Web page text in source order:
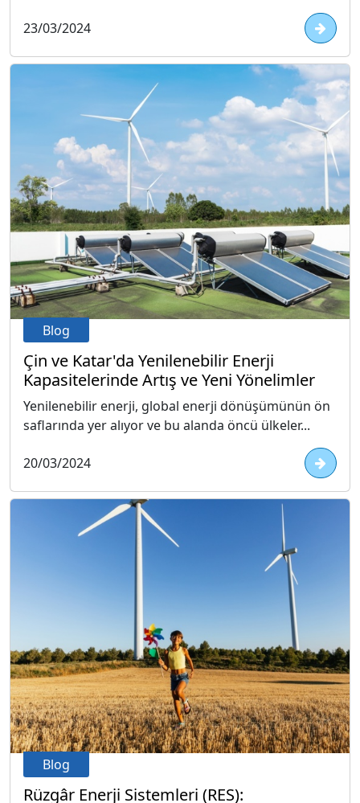
23/03/2024
Blog
Çin ve Katar'da Yenilenebilir Enerji
Kapasitelerinde Artış ve Yeni Yönelimler
Yenilenebilir enerji, global enerji dönüşümünün ön
saflarında yer alıyor ve bu alanda öncü ülkeler...
20/03/2024
Blog
Rüzgâr Enerji Sistemleri (RES):